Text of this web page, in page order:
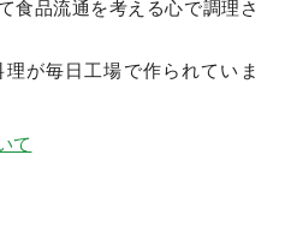
食品流通を考える心で調理さ
が毎日工場で作られていま
て